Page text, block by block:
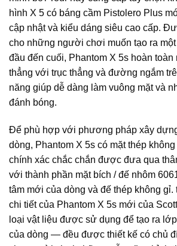
hình X 5 có báng cầm Pistolero Plus
cập nhật và kiểu dáng siêu cao cấp.
cho những người chơi muốn tạo ra
đầu đến cuối, Phantom X 5s hoàn
thẳng với trục thẳng và đường ngắm
năng giúp dễ dàng làm vuông mặt và
đánh bóng.
Để phù hợp với phương pháp xây
dòng, Phantom X 5s có ​​mặt thép
chính xác chắc chắn được đưa qua
với thành phần mặt bích / đế nhôm
tâm mới của dòng và đế thép không
chi tiết của Phantom X 5s mới của
loại vật liệu được sử dụng để tạo ra
của dòng — đều được thiết kế có chủ